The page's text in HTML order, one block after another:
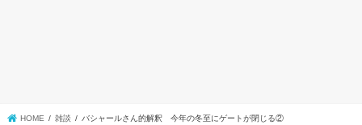
HOME 雑談 バシャールさん的解釈 今年の冬至にゲートが閉じる②